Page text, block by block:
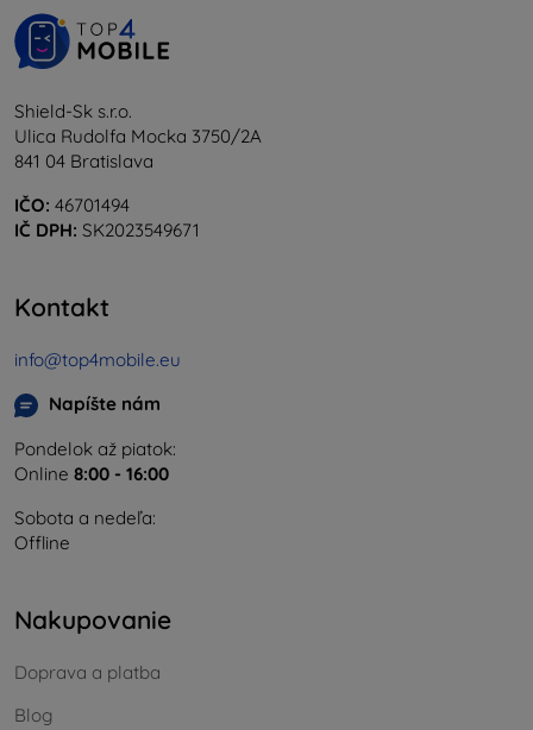
Shield-Sk s.r.o.
Ulica Rudolfa Mocka 3750/2A
841 04 Bratislava
IČO: 46701494
IČ DPH: SK2023549671
Kontakt
info@top4mobile.eu
Napíšte nám
Pondelok až piatok:
Online 8:00 - 16:00
Sobota a nedeľa:
Offline
Nakupovanie
Doprava a platba
Blog